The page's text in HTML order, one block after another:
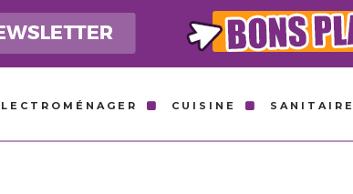
CUISINE SANITAIRE